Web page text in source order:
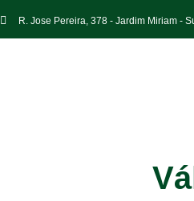
R. Jose Pereira, 378 - Jardim Miriam -